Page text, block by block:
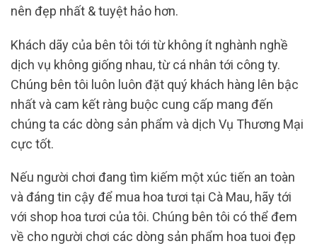
nên đẹp nhất & tuyệt hảo hơn.
Khách dãy của bên tôi tới từ không ít nghành nghề
dịch vụ không giống nhau, từ cá nhân tới công ty.
Chúng bên tôi luôn luôn đặt quý khách hàng lên bậc
nhất và cam kết ràng buộc cung cấp mang đến
chúng ta các dòng sản phẩm và dịch Vụ Thương Mại
cực tốt.
Nếu người chơi đang tìm kiếm một xúc tiến an toàn
và đáng tin cậy để mua hoa tươi tại Cà Mau, hãy tới
với shop hoa tươi của tôi. Chúng bên tôi có thể đem
về cho người chơi các dòng sản phẩm hoa tuoi đẹp